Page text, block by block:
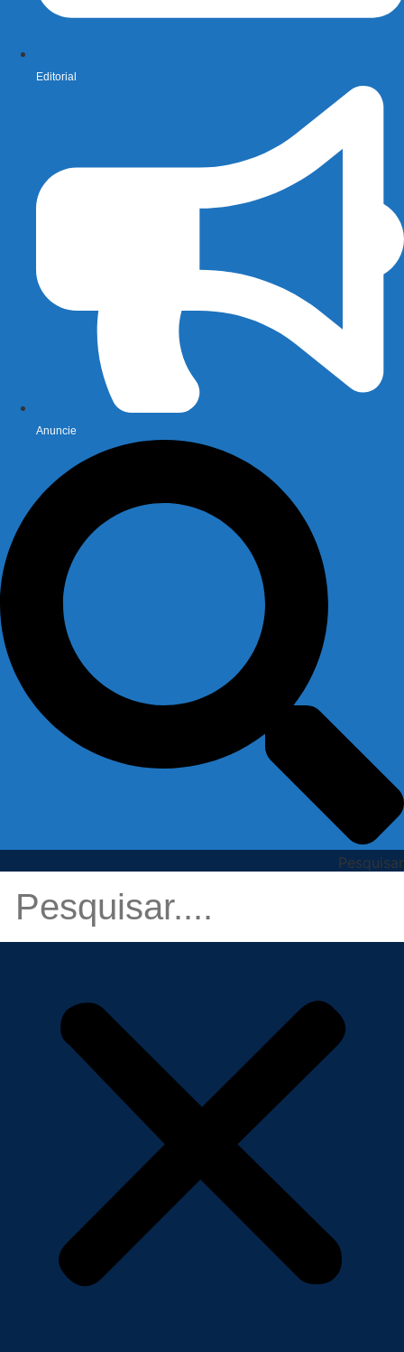
Editorial
Anuncie
Pesquisar